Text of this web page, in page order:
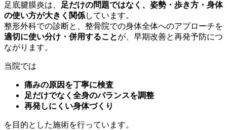
足底腱膜炎は、
足だけの問題ではなく、姿勢・歩き方・身体
の使い方が大きく関係しています。
整形外科での診断と、整骨院での身体全体へのアプローチを
適切に使い分け・併用することが、早期改善と再発予防につ
ながります。
当院では
痛みの原因を丁寧に検査
足だけでなく全身のバランスを調整
再発しにくい身体づくり
を目的とした施術を行っています。